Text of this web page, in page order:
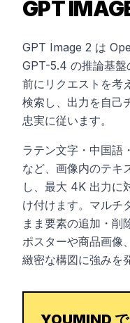
GPT
GPT Image 2 は
GPT-5.4 の推論基盤
前にリクエストを考
検索し、出力を自己
忠実に従います。
ラテン文字・中国語
など、画像内のテキ
し、最大 4K 出力に
け付けます。マルチ
まま要素の追加・削
ポスターや商品画像
緻密な構図に強みを
YOUMIND